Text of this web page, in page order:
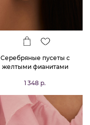
Серебряные пусеты с
желтыми фианитами
1 348 р.